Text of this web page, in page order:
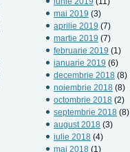
mai 2019 (3)
aprilie 2019 (7)
martie 2019 (7)
februarie 2019 (1)
ianuarie 2019 (6)
decembrie 2018 (8)
noiembrie 2018 (8)
octombrie 2018 (2)
septembrie 2018 (8)
august 2018 (3)
iulie 2018 (4)
mai 2018 (1)